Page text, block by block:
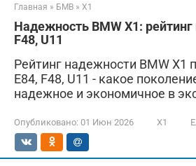
Главная » БМВ » X1
Надежность BMW X1: рейтинг
F48, U11
Рейтинг надежности BMW X1
E84, F48, U11 - какое
надежное и экономичное в
Опубликовано: 01 Июн 2026 X1